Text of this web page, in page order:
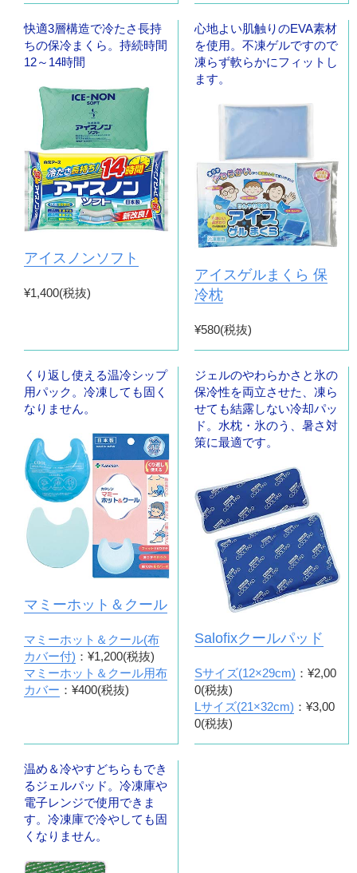
快適3層構造で冷たさ長持
ちの保冷まくら。持続時間
12～14時間
アイスノンソフト
¥1,400(税抜)
心地よい肌触りのEVA素材
を使用。不凍ゲルですので
凍らず軟らかにフィットし
ます。
アイスゲルまくら 保
冷枕
¥580(税抜)
くり返し使える温冷シップ
用パック。冷凍しても固く
なりません。
マミーホット＆クール
マミーホット＆クール(布
カバー付) ：¥1,200(税抜)
マミーホット＆クール用布
カバー ：¥400(税抜)
ジェルのやわらかさと氷の
保冷性を両立させた、凍ら
せても結露しない冷却パッ
ド。水枕・氷のう、暑さ対
策に最適です。
Salofixクールパッド
Sサイズ(12×29cm) ：¥2,00
0(税抜)
Lサイズ(21×32cm) ：¥3,00
0(税抜)
温め＆冷やすどちらもでき
るジェルパッド。冷凍庫や
電子レンジで使用できま
す。冷凍庫で冷やしても固
くなりません。